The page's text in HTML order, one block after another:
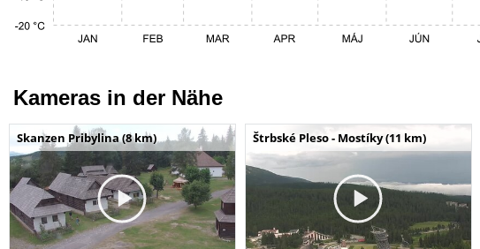
Kameras in der Nähe
Skanzen Pribylina (8 km) Štrbské Pleso - Mostíky (11 km)